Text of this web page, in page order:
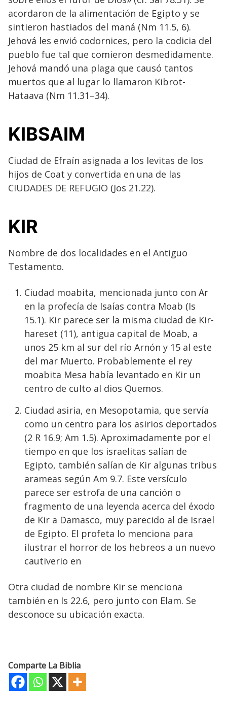
acordaron de la alimentación de Egipto y se
sintieron hastiados del maná (Nm 11.5, 6).
Jehová les envió codornices, pero la codicia del
pueblo fue tal que comieron desmedidamente.
Jehová mandó una plaga que causó tantos
muertos que al lugar lo llamaron Kibrot-
Hataava (Nm 11.31–34).
KIBSAIM
Ciudad de Efraín asignada a los levitas de los
hijos de Coat y convertida en una de las
CIUDADES DE REFUGIO (Jos 21.22).
KIR
Nombre de dos localidades en el Antiguo
Testamento.
Ciudad moabita, mencionada junto con Ar
en la profecía de Isaías contra Moab (Is
15.1). Kir parece ser la misma ciudad de Kir-
hareset (11), antigua capital de Moab, a
unos 25 km al sur del río Arnón y 15 al este
del mar Muerto. Probablemente el rey
moabita Mesa había levantado en Kir un
centro de culto al dios Quemos.
Ciudad asiria, en Mesopotamia, que servía
como un centro para los asirios deportados
(2 R 16.9; Am 1.5). Aproximadamente por el
tiempo en que los israelitas salían de
Egipto, también salían de Kir algunas tribus
arameas según Am 9.7. Este versículo
parece ser estrofa de una canción o
fragmento de una leyenda acerca del éxodo
de Kir a Damasco, muy parecido al de Israel
de Egipto. El profeta lo menciona para
ilustrar el horror de los hebreos a un nuevo
cautiverio en
Otra ciudad de nombre Kir se menciona
también en Is 22.6, pero junto con Elam. Se
desconoce su ubicación exacta.
Comparte La Biblia